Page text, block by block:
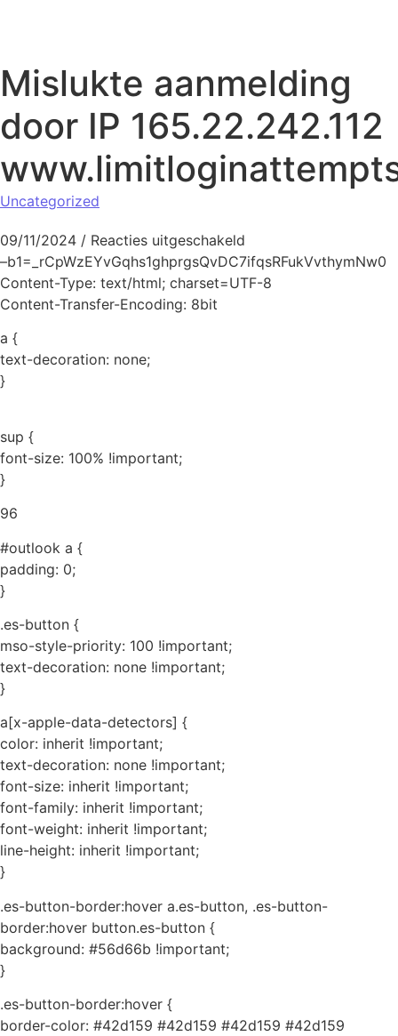
Mislukte aanmelding
door IP 165.22.242.112
Uncategorized
09/11/2024 / Reacties uitgeschakeld
–b1=_rCpWzEYvGqhs1ghprgsQvDC7ifqsRFukVvthymNw0
Content-Type: text/html; charset=UTF-8
Content-Transfer-Encoding: 8bit
a {
text-decoration: none;
}
sup {
font-size: 100% !important;
}
96
#outlook a {
padding: 0;
}
.es-button {
mso-style-priority: 100 !important;
text-decoration: none !important;
}
a[x-apple-data-detectors] {
color: inherit !important;
text-decoration: none !important;
font-size: inherit !important;
font-family: inherit !important;
font-weight: inherit !important;
line-height: inherit !important;
}
.es-button-border:hover a.es-button, .es-button-
border:hover button.es-button {
background: #56d66b !important;
}
.es-button-border:hover {
border-color: #42d159 #42d159 #42d159 #42d159